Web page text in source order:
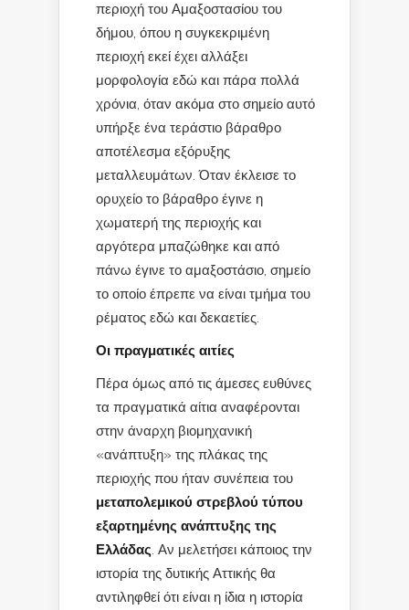
περιοχή του Αμαξοστασίου του
δήμου, όπου η συγκεκριμένη
περιοχή εκεί έχει αλλάξει
μορφολογία εδώ και πάρα πολλά
χρόνια, όταν ακόμα στο σημείο αυτό
υπήρξε ένα τεράστιο βάραθρο
αποτέλεσμα εξόρυξης
μεταλλευμάτων. Όταν έκλεισε το
ορυχείο το βάραθρο έγινε η
χωματερή της περιοχής και
αργότερα μπαζώθηκε και από
πάνω έγινε το αμαξοστάσιο, σημείο
το οποίο έπρεπε να είναι τμήμα του
ρέματος εδώ και δεκαετίες.
Οι πραγματικές αιτίες
Πέρα όμως από τις άμεσες ευθύνες
τα πραγματικά αίτια αναφέρονται
στην άναρχη βιομηχανική
«ανάπτυξη» της πλάκας της
περιοχής που ήταν συνέπεια του
μεταπολεμικού στρεβλού τύπου
εξαρτημένης ανάπτυξης της
Ελλάδας. Αν μελετήσει κάποιος την
ιστορία της δυτικής Αττικής θα
αντιληφθεί ότι είναι η ίδια η ιστορία